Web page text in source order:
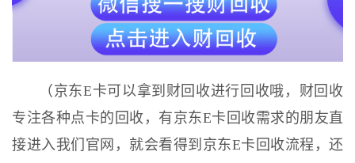
（京东E卡可以拿到财回收进行回收哦，财回收
专注各种点卡的回收，有京东E卡回收需求的朋友直
接进入我们官网，就会看得到京东E卡回收流程，还